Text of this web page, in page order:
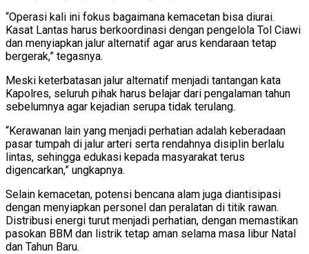
“Operasi kali ini fokus bagaimana kemacetan bisa diurai.
Kasat Lantas harus berkoordinasi dengan pengelola Tol Ciawi
dan menyiapkan jalur alternatif agar arus kendaraan tetap
bergerak,” tegasnya.
Meski keterbatasan jalur alternatif menjadi tantangan kata
Kapolres, seluruh pihak harus belajar dari pengalaman tahun
sebelumnya agar kejadian serupa tidak terulang.
“Kerawanan lain yang menjadi perhatian adalah keberadaan
pasar tumpah di jalur arteri serta rendahnya disiplin berlalu
lintas, sehingga edukasi kepada masyarakat terus
digencarkan,” ungkapnya.
Selain kemacetan, potensi bencana alam juga diantisipasi
dengan menyiapkan personel dan peralatan di titik rawan.
Distribusi energi turut menjadi perhatian, dengan memastikan
pasokan BBM dan listrik tetap aman selama masa libur Natal
dan Tahun Baru.